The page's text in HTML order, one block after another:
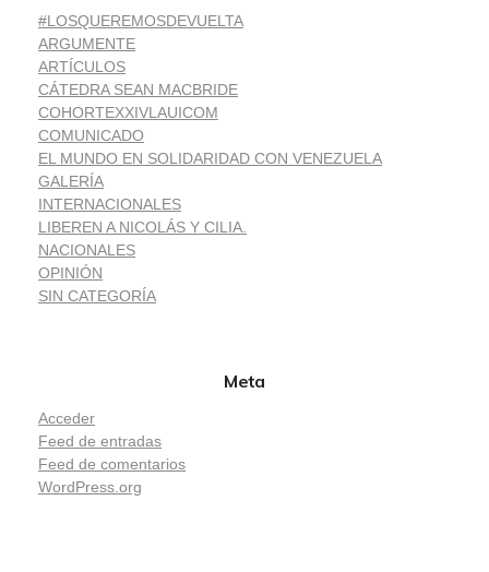
#LOSQUEREMOSDEVUELTA
ARGUMENTE
ARTÍCULOS
CÁTEDRA SEAN MACBRIDE
COHORTEXXIVLAUICOM
COMUNICADO
EL MUNDO EN SOLIDARIDAD CON VENEZUELA
GALERÍA
INTERNACIONALES
LIBEREN A NICOLÁS Y CILIA.
NACIONALES
OPINIÓN
SIN CATEGORÍA
Meta
Acceder
Feed de entradas
Feed de comentarios
WordPress.org